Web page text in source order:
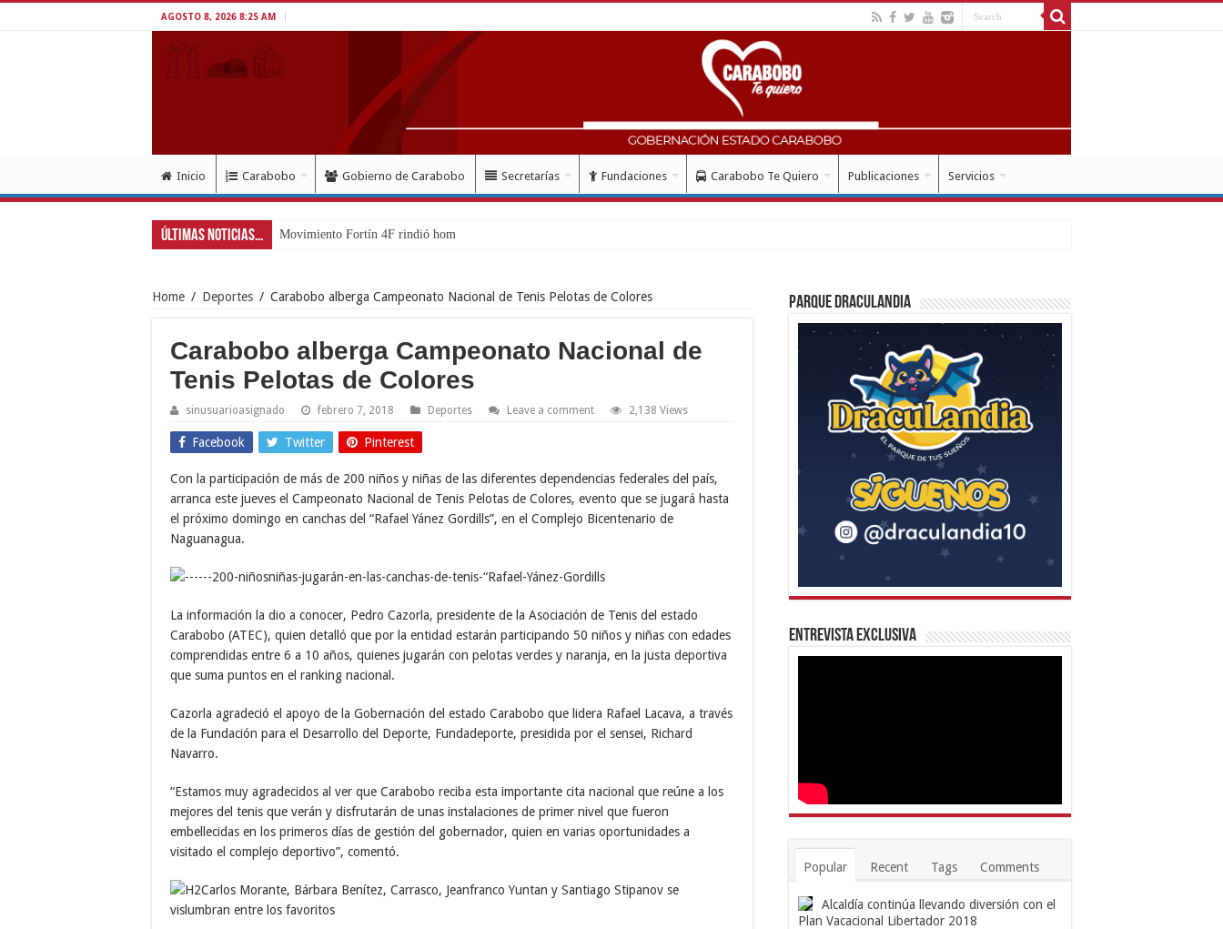
AGOSTO 8, 2026 8:25 AM
Inicio Carabobo Gobierno de Carabobo Secretarías Fundaciones Carabobo Te Quiero Publicaciones Servicios
Últimas Noticias... Movimiento Fortín 4F rindió homenaje al Libertado
Home / Deportes / Carabobo alberga Campeonato Nacional de Tenis Pelotas de Colores
Carabobo alberga Campeonato Nacional de
Tenis Pelotas de Colores
sinusuarioasignado febrero 7, 2018 Deportes Leave a comment 2,138 Views
Facebook Twitter Pinterest
Con la participación de más de 200 niños y niñas de las diferentes dependencias federales del país,
arranca este jueves el Campeonato Nacional de Tenis Pelotas de Colores, evento que se jugará hasta
el próximo domingo en canchas del “Rafael Yánez Gordills”, en el Complejo Bicentenario de
Naguanagua.
La información la dio a conocer, Pedro Cazorla, presidente de la Asociación de Tenis del estado
Carabobo (ATEC), quien detalló que por la entidad estarán participando 50 niños y niñas con edades
comprendidas entre 6 a 10 años, quienes jugarán con pelotas verdes y naranja, en la justa deportiva
que suma puntos en el ranking nacional.
Cazorla agradeció el apoyo de la Gobernación del estado Carabobo que lidera Rafael Lacava, a través
de la Fundación para el Desarrollo del Deporte, Fundadeporte, presidida por el sensei, Richard
Navarro.
“Estamos muy agradecidos al ver que Carabobo reciba esta importante cita nacional que reúne a los
mejores del tenis que verán y disfrutarán de unas instalaciones de primer nivel que fueron
embellecidas en los primeros días de gestión del gobernador, quien en varias oportunidades a
visitado el complejo deportivo”, comentó.
Parque Draculandia
Entrevista Exclusiva
Popular Recent Tags Comments
Alcaldía continúa llevando diversión con el
Plan Vacacional Libertador 2018